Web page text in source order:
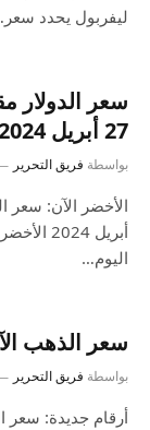
ليفربول يحدد
سعر الدولار
27 أبريل 2024
بواسطة فريق التحرير
أبريل
اليوم…
سعر الذهب
بواسطة فريق التحرير
أرقام جديدة: سعر